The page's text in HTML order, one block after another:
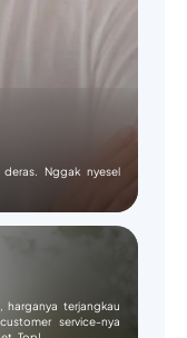
Nggak nyesel
harganya terjangkau
service-nya